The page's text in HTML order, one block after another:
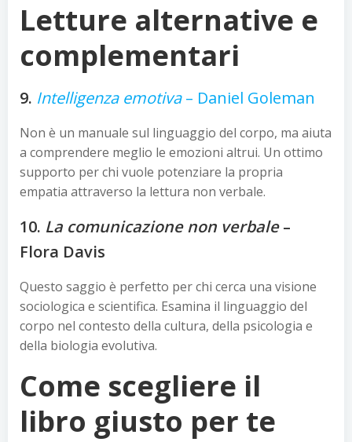
Letture alternative e
complementari
9. Intelligenza emotiva– Daniel Goleman
Non è un manuale sul linguaggio del corpo, ma aiuta
a comprendere meglio le emozioni altrui. Un ottimo
supporto per chi vuole potenziare la propria
empatia attraverso la lettura non verbale.
10. La comunicazione non verbale–
Flora Davis
Questo saggio è perfetto per chi cerca una visione
sociologica e scientifica. Esamina il linguaggio del
corpo nel contesto della cultura, della psicologia e
della biologia evolutiva.
Come scegliere il
libro giusto per te